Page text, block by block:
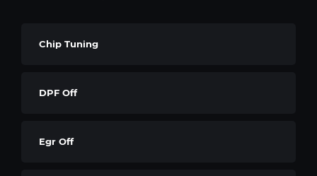
Chip Tuning
DPF Off
Egr Off